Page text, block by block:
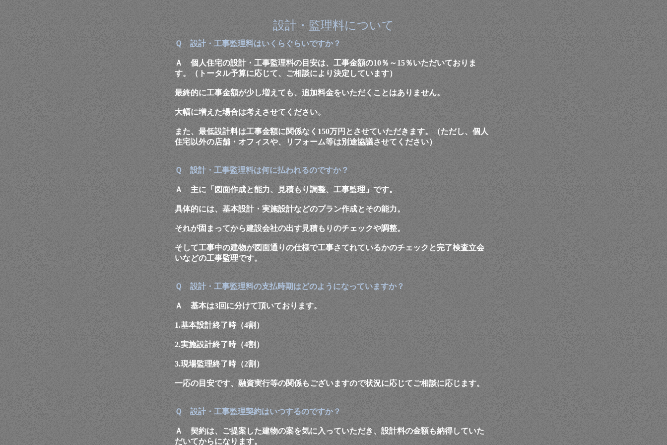
設計・監理料について
Ｑ 設計・工事監理料はいくらぐらいですか？
Ａ 個人住宅の設計・工事監理料の目安は、工事金額の10％～15％いただいておりま
す。（トータル予算に応じて、ご相談により決定しています）
最終的に工事金額が少し増えても、追加料金をいただくことはありません。
大幅に増えた場合は考えさせてください。
また、最低設計料は工事金額に関係なく150万円とさせていただきます。（ただし、個人
住宅以外の店舗・オフィスや、リフォーム等は別途協議させてください）
Ｑ 設計・工事監理料は何に払われるのですか？
Ａ 主に「図面作成と能力、見積もり調整、工事監理」です。
具体的には、基本設計・実施設計などのプラン作成とその能力。
それが固まってから建設会社の出す見積もりのチェックや調整。
そして工事中の建物が図面通りの仕様で工事さてれているかのチェックと完了検査立会
いなどの工事監理です。
Ｑ 設計・工事監理料の支払時期はどのようになっていますか？
Ａ 基本は3回に分けて頂いております。
1.基本設計終了時（4割）
2.実施設計終了時（4割）
3.現場監理終了時（2割）
一応の目安です、融資実行等の関係もございますので状況に応じてご相談に応じます。
Ｑ 設計・工事監理契約はいつするのですか？
Ａ 契約は、ご提案した建物の案を気に入っていただき、設計料の金額も納得していた
だいてからになります。